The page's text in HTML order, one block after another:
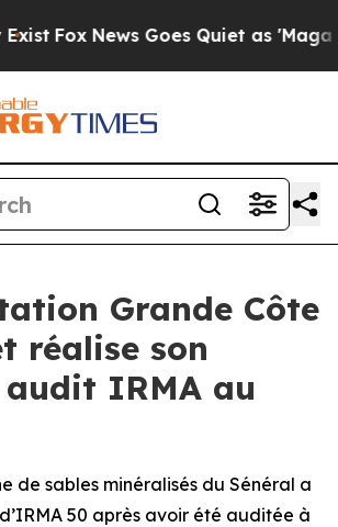
News Goes Quiet as 'Maga
Grande Côte
réalise son
IRMA au
de sables minéralisés du Sénéral a
50 après avoir été auditée à